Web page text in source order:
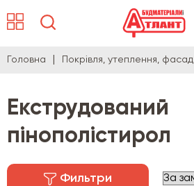
Головна Покрівля, утеплення, фасад
Екструдований
пінополістирол
Фильтри